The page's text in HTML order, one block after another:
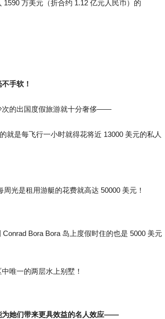
万美元（折合约 1.12 亿元人民币）的
手软！
次的出国度假旅游就十分奢侈——
就是每飞行一小时就得花将近 13000 美元的私人
光是租用游艇的花费就高达 50000 美元！
Bora Bora 岛上度假时住的也是 5000 美元
唯一的两层水上别墅！
为她们带来更具效益的名人效应——